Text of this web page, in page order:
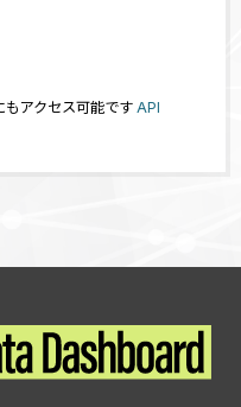
アクセス可能です API